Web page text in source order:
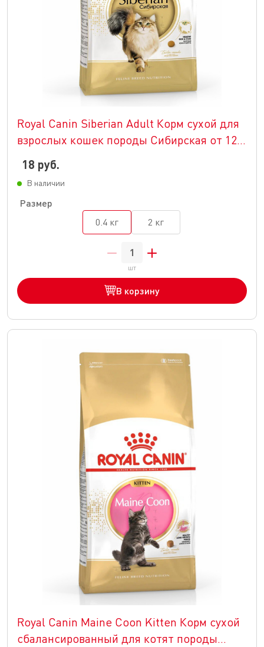
Royal Canin Siberian Adult Корм сухой для
взрослых кошек породы Сибирская от 12
18 руб.
В наличии
Размер
0.4 кг 2 кг
шт
В корзину
Royal Canin Maine Coon Kitten Корм сухой
сбалансированный для котят породы